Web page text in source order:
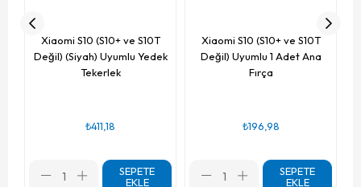
Xiaomi S10 (S10+ ve S10T
Değil) (Siyah) Uyumlu Yedek
Tekerlek
₺411,18
SEPETE
EKLE
Xiaomi S10 (S10+ ve S10T
Değil) Uyumlu 1 Adet Ana
Fırça
₺196,98
SEPETE
EKLE